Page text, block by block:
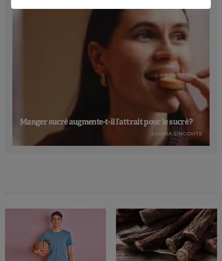
Manger sucré augmente-t-il l’attrait pour le sucré ?
LAVINIA SINCOVITS